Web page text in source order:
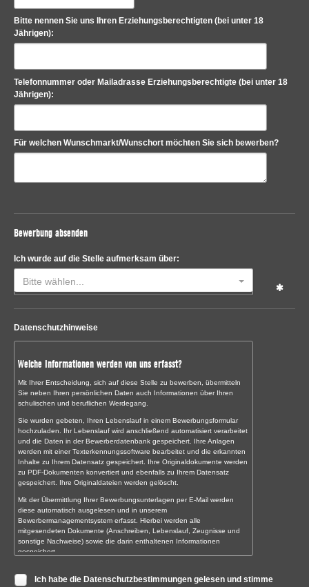
Bitte nennen Sie uns Ihren Erziehungsberechtigten (bei unter 18
Jährigen):
Telefonnummer oder Mailadrasse Erziehungsberechtigte (bei unter 18
Jährigen):
Für welchen Wunschmarkt/Wunschort möchten Sie sich bewerben?
Bewerbung absenden
Ich wurde auf die Stelle aufmerksam über:
Bitte wählen...
Datenschutzhinweise
Welche Informationen werden von uns erfasst?
Mit Ihrer Entscheidung, sich auf diese Stelle zu bewerben, übermitteln
Sie neben Ihren persönlichen Daten auch Informationen über Ihren
schulischen und beruflichen Werdegang.
Sie wurden gebeten, Ihren Lebenslauf in einem Bewerbungsformular
hochzuladen. Ihr Lebenslauf wird anschließend automatisiert verarbeitet
und die Daten in der Bewerberdatenbank gespeichert. Ihre Anlagen
werden mit einer Texterkennungssoftware bearbeitet und die erkannten
Inhalte zu Ihrem Datensatz gespeichert. Ihre Originaldokumente werden
zu PDF-Dokumenten konvertiert und ebenfalls zu Ihrem Datensatz
gespeichert. Ihre Originaldateien werden gelöscht.
Mit der Übermittlung Ihrer Bewerbungsunterlagen per E-Mail werden
diese automatisch ausgelesen und in unserem
Bewerbermanagementsystem erfasst. Hierbei werden alle
mitgesendeten Dokumente (Anschreiben, Lebenslauf, Zeugnisse und
sonstige Nachweise) sowie die darin enthaltenen Informationen
gespeichert.
dem Postweg übermitteln, digitalisieren wir diese zunächst und erfassen
Ich habe die Datenschutzbestimmungen gelesen und stimme